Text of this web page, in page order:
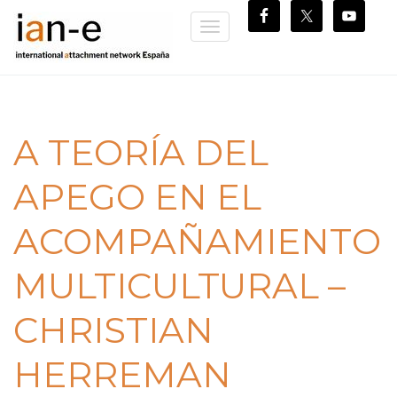
Toggle
A TEORÍA DEL
APEGO EN EL
ACOMPAÑAMIENTO
MULTICULTURAL –
CHRISTIAN
HERREMAN